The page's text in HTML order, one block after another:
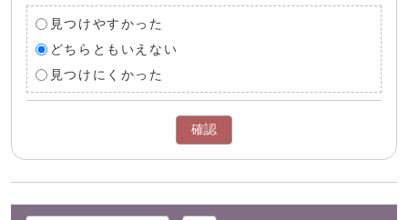
見つけやすかった
どちらともいえない
見つけにくかった
確認